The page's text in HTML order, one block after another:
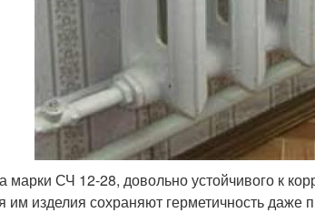
марки СЧ 12-28, довольно устойчивого к
им изделия сохраняют герметичность даже